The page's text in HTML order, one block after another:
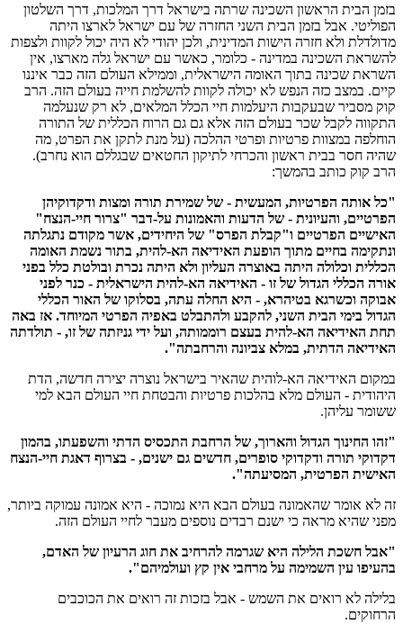
בזמן הבית הראשון השכינה שרתה בישראל דרך המלכות, דרך השלטון
הפוליטי. אבל בזמן הבית השני החזרה של עם ישראל לארצו היתה
מדולדלת ולא חזרה הישות המדינית, ולכן יהודי לא היה יכול לקוות ולצפות
להשראת השכינה במדינה - כלומר, כאשר עם ישראל גלה מארצו, אין
השראת שכינה בתוך האומה הישראלית, וממילא העולם הזה כבר איננו
קיים. במצב כזה הנפש לא יכולה לקוות להשלמת חייה בעולם הזה. הרב
קוק מסביר שבעקבות היעלמות חיי הכלל המלאים, לא רק שנעלמה
התקווה לקבל שכר בעולם הזה אלא גם גם הרוח הכללית של התורה
הוחלפה במצוות פרטיות ופרטי ההלכה (על מנת לתקן את הפרט, מה
שהיה חסר בבית ראשון והכרחי לתיקון החטאים שבגללם הוא נחרב).
הרב קוק כותב בהמשך:
"כל אותה הפרטיות, המעשית - של שמירת תורה ומצות ודקדוקיהן
הפרטיים, והעיונית - של הדעות והאמונות על-דבר "צרור חיי-הנצח"
האישיים הפרטיים ו"קבלת הפרס" של היחידים, אשר מקודם נתגלתה
ונתקימה בחיים מתוך הופעת האידיאה הא-להית, בתור נשמת האומה
הכללית וכלולה היתה באוצרה העליון ולא היתה נכרת ובולטת כלל בפני
אורה הכללי הגדול של זו - האידיאה הא-להית הישראלית - כנר לפני
אבוקה וכשרגא בטיהרא, - היא החלה עתה, בסלוקו של האור הכללי
הגדול בימי הבית השני, להקבע ולהתבלט באפיה הפרטי המיוחד. אז באה
תחת האידיאה הא-להית בעצם רוממותה, ועל ידי גניזתה של זו, - תולדתה
האידיאה הדתית, במלא צביונה והרחבתה".
במקום האידיאה הא-לוהית שהאיר בישראל נוצרה יצירה חדשה, הדת
היהודית - העולם מלא בהלכות פרטיות והבטחת חיי העולם הבא למי
ששומר עליהן.
"זהו החינוך הגדול והארוך, של הרחבת התכסיס הדתי והשפעתו, בהמון
דקדוקי תורה ודקדוקי סופרים, חדשים גם ישנים, - בצרוף דאגת חיי-הנצח
האישית הפרטית, המסיעתה".
זה לא אומר שהאמונה בעולם הבא היא נמוכה - היא אמונה עמוקה ביותר,
מפני שהיא מראה כי ישנם רבדים נוספים מעבר לחיי העולם הזה.
"אבל חשכת הלילה היא שגרמה להרחיב את חוג הרעיון של האדם,
בהעיפו עין השמימה על מרחבי אין קץ ועולמיהם".
בלילה לא רואים את השמש - אבל בזכות זה רואים את הכוכבים
הרחוקים.